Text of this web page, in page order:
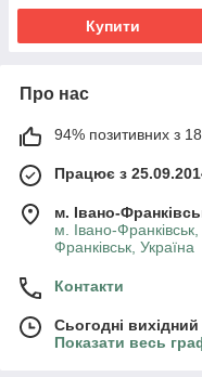
Купити
Про нас
94% позитивних з 18
Працює з
м. Івано-
м. Івано-
Франківськ, Україна
Контакти
Сьогодні вихідний
Показати весь